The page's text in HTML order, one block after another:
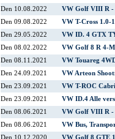
Den 10.08.2022
VW Golf VIII R -
Den 09.08.2022
VW T-Cross 1.0-
Den 29.05.2022
VW ID. 4 GTX
Den 08.02.2022
VW Golf 8 R 4-
Den 08.11.2021
VW Touareg
Den 24.09.2021
VW Arteon
Den 23.09.2021
VW T-ROC
Den 23.09.2021
VW ID.4 Alle
Den 08.06.2021
VW Golf VIII R -
Den 08.06.2021
VW Bus,
Den 10.12.2020
VW Golf 8 GTE